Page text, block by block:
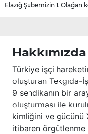
Elazığ Şubemizin 1. Olağan
Hakkımızda
Türkiye işçi
oluşturan Tekgıda-
9 sendikanın bir
oluşturması ile
kimliğini ve gücünü
itibaren örgütlenme